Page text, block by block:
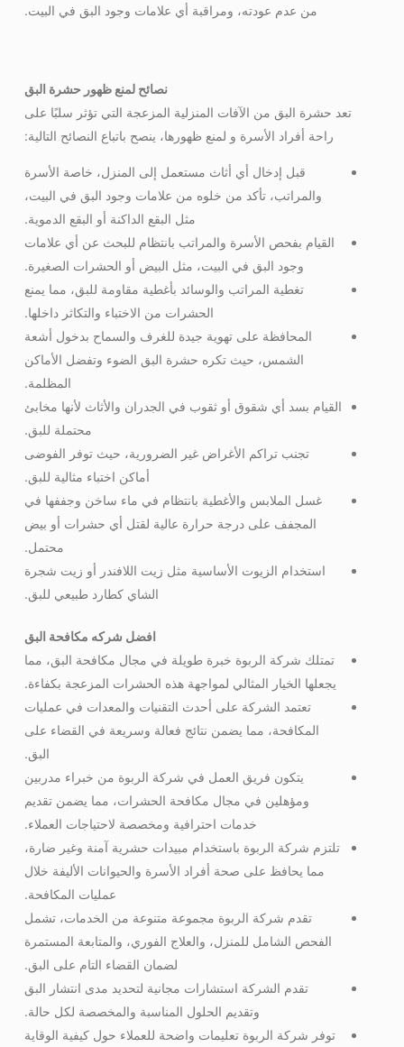
من عدم عودته، ومراقبة أي علامات وجود البق في البيت.
نصائح لمنع ظهور حشرة البق
تعد حشرة البق من الآفات المنزلية المزعجة التي تؤثر سلبًا على
راحة أفراد الأسرة و لمنع ظهورها، ينصح باتباع النصائح التالية:
قبل إدخال أي أثاث مستعمل إلى المنزل، خاصة الأسرة
والمراتب، تأكد من خلوه من علامات وجود البق في البيت،
مثل البقع الداكنة أو البقع الدموية.
القيام بفحص الأسرة والمراتب بانتظام للبحث عن أي علامات
وجود البق في البيت، مثل البيض أو الحشرات الصغيرة.
تغطية المراتب والوسائد بأغطية مقاومة للبق، مما يمنع
الحشرات من الاختباء والتكاثر داخلها.
المحافظة على تهوية جيدة للغرف والسماح بدخول أشعة
الشمس، حيث تكره حشرة البق الضوء وتفضل الأماكن
المظلمة.
القيام بسد أي شقوق أو ثقوب في الجدران والأثاث لأنها مخابئ
محتملة للبق.
تجنب تراكم الأغراض غير الضرورية، حيث توفر الفوضى
أماكن اختباء مثالية للبق.
غسل الملابس والأغطية بانتظام في ماء ساخن وجففها في
المجفف على درجة حرارة عالية لقتل أي حشرات أو بيض
محتمل.
استخدام الزيوت الأساسية مثل زيت اللافندر أو زيت شجرة
الشاي كطارد طبيعي للبق.
افضل شركه مكافحة البق
تمتلك شركة الربوة خبرة طويلة في مجال مكافحة البق، مما
يجعلها الخيار المثالي لمواجهة هذه الحشرات المزعجة بكفاءة.
تعتمد الشركة على أحدث التقنيات والمعدات في عمليات
المكافحة، مما يضمن نتائج فعالة وسريعة في القضاء على
البق.
يتكون فريق العمل في شركة الربوة من خبراء مدربين
ومؤهلين في مجال مكافحة الحشرات، مما يضمن تقديم
خدمات احترافية ومخصصة لاحتياجات العملاء.
تلتزم شركة الربوة باستخدام مبيدات حشرية آمنة وغير ضارة،
مما يحافظ على صحة أفراد الأسرة والحيوانات الأليفة خلال
عمليات المكافحة.
تقدم شركة الربوة مجموعة متنوعة من الخدمات، تشمل
الفحص الشامل للمنزل، والعلاج الفوري، والمتابعة المستمرة
لضمان القضاء التام على البق.
تقدم الشركة استشارات مجانية لتحديد مدى انتشار البق
وتقديم الحلول المناسبة والمخصصة لكل حالة.
توفر شركة الربوة تعليمات واضحة للعملاء حول كيفية الوقاية